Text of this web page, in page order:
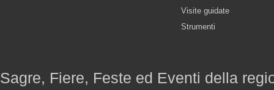
Visite guidate
Strumenti
Sagre, Fiere, Feste ed Eventi della